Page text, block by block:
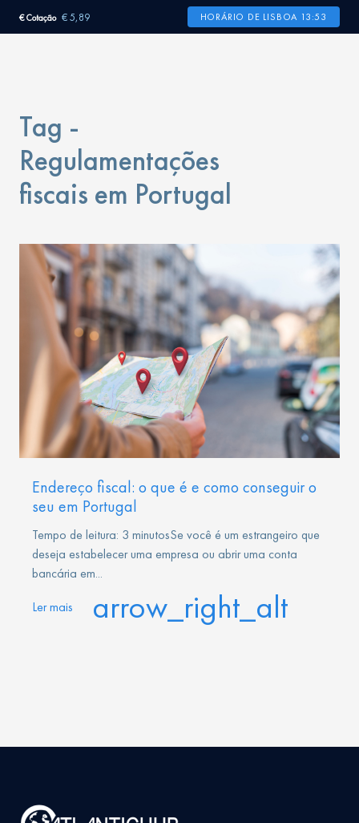
€ Cotação € 5,89 HORÁRIO DE LISBOA 13:53
Tag -
Regulamentações
fiscais em Portugal
Endereço fiscal: o que é e como conseguir o
seu em Portugal
Tempo de leitura: 3 minutosSe você é um estrangeiro que
deseja estabelecer uma empresa ou abrir uma conta
bancária em...
Ler mais arrow_right_alt